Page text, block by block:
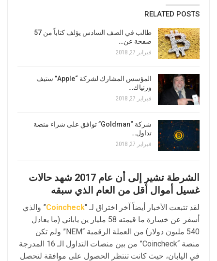
RELATED POSTS
طالب في الصف السادس يؤلف كتاباً من 57
صفحة عن…
فبراير 27, 2018
المؤسس المشارك لشركة “Apple” ستيف
وزنياك…
فبراير 27, 2018
شركة “Goldman” توافق على شراء منصة
تداول…
فبراير 27, 2018
الشرطة تشير إلى أن عام 2017 شهد حالات
غسيل أموال أقل من العام الذي سبقه
لقد تتبعت الأخبار أيضاً آخر اختراق لـ “Coincheck” والذي
أسفر عن خسارة ما قيمته 58 مليار ين ياباني (ما يعادل
540 مليون دولار) من العملة الرقمية “NEM” ولم تكن
منصة “Coincheck” من بين منصات التداول الـ 16 المدرجة
في اليابان، حيث كانت تنتظر الحصول على موافقة لتحصل